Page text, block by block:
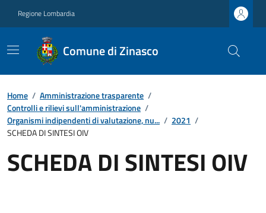
Regione Lombardia
Comune di Zinasco
Home / Amministrazione trasparente /
Controlli e rilievi sull'amministrazione /
Organismi indipendenti di valutazione, nu... / 2021 /
SCHEDA DI SINTESI OIV
SCHEDA DI SINTESI OIV